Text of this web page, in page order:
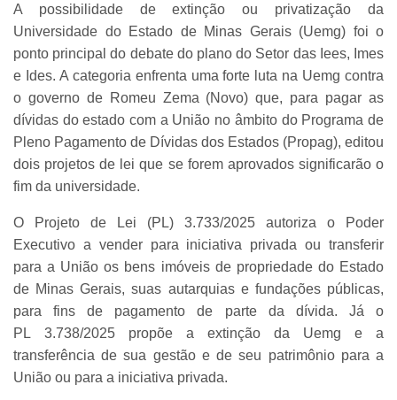
A possibilidade de extinção ou privatização da
Universidade do Estado de Minas Gerais (Uemg) foi o
ponto principal do debate do plano do Setor das Iees, Imes
e Ides. A categoria enfrenta uma forte luta na Uemg contra
o governo de Romeu Zema (Novo) que, para pagar as
dívidas do estado com a União no âmbito do Programa de
Pleno Pagamento de Dívidas dos Estados (Propag), editou
dois projetos de lei que se forem aprovados significarão o
fim da universidade.
O Projeto de Lei (PL) 3.733/2025 autoriza o Poder
Executivo a vender para iniciativa privada ou transferir
para a União os bens imóveis de propriedade do Estado
de Minas Gerais, suas autarquias e fundações públicas,
para fins de pagamento de parte da dívida. Já o
PL 3.738/2025 propõe a extinção da Uemg e a
transferência de sua gestão e de seu patrimônio para a
União ou para a iniciativa privada.